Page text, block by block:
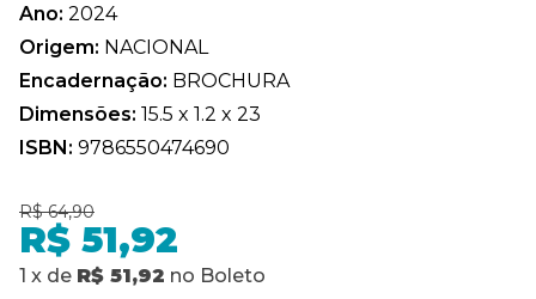
Ano: 2024
Origem: NACIONAL
Encadernação: BROCHURA
Dimensões: 15.5 x 1.2 x 23
ISBN: 9786550474690
R$ 64,90
R$ 51,92
1 x de R$ 51,92 no Boleto